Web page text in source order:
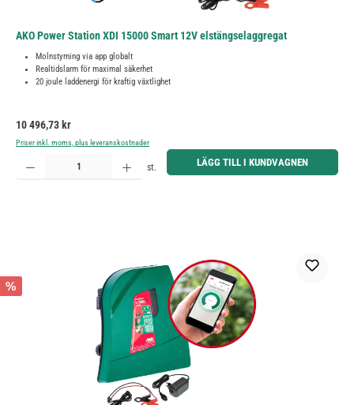
AKO Power Station XDI 15000 Smart 12V elstängselaggregat
Molnstyrning via app globalt
Realtidslarm för maximal säkerhet
20 joule laddenergi för kraftig växtlighet
Ordinarie pris:
10 496,73 kr
Priser inkl. moms, plus leveranskostnader
Produktkvantitet: Ange önskat belopp eller använd knapparna för att öka eller minska kvantiteten.
st. LÄGG TILL I KUNDVAGNEN
%